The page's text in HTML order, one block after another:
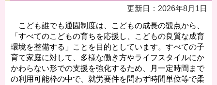
更新日：2026年8月1日
こども誰でも通園制度は、こどもの成長の観点から、
「すべてのこどもの育ちを応援し、こどもの良質な成育
環境を整備する」ことを目的としています。すべての子
育て家庭に対して、多様な働き方やライフスタイルにか
かわらない形での支援を強化するため、月一定時間まで
の利用可能枠の中で、就労要件を問わず時間単位等で柔